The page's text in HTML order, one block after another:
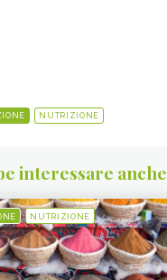
NUTRIZIONE
interessare anche
NUTRIZIONE